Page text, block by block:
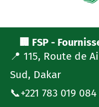
🏢 FSP -
📍 115, Route de
Sud, Dakar
📞+221 783 019 084